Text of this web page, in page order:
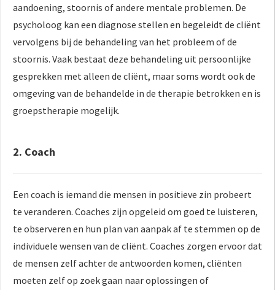
aandoening, stoornis of andere mentale problemen. De
psycholoog kan een diagnose stellen en begeleidt de cliënt
vervolgens bij de behandeling van het probleem of de
stoornis. Vaak bestaat deze behandeling uit persoonlijke
gesprekken met alleen de cliënt, maar soms wordt ook de
omgeving van de behandelde in de therapie betrokken en is
groepstherapie mogelijk.
2. Coach
Een coach is iemand die mensen in positieve zin probeert
te veranderen. Coaches zijn opgeleid om goed te luisteren,
te observeren en hun plan van aanpak af te stemmen op de
individuele wensen van de cliënt. Coaches zorgen ervoor dat
de mensen zelf achter de antwoorden komen, cliënten
moeten zelf op zoek gaan naar oplossingen of